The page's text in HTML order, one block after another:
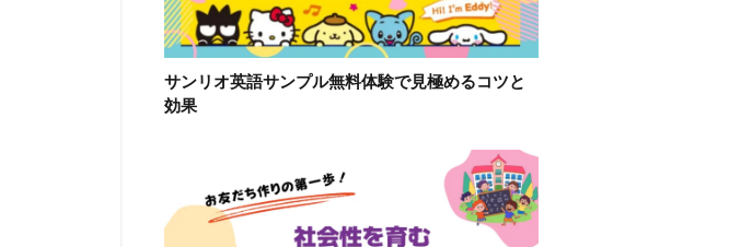
サンリオ英語サンプル無料体験で見極めるコツと
効果